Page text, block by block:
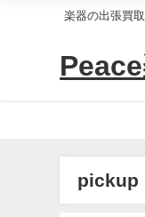
楽器の出張買
pickup